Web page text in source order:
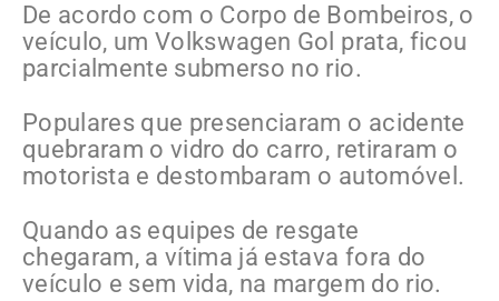
De acordo com o Corpo de Bombeiros, o
veículo, um Volkswagen Gol prata, ficou
parcialmente submerso no rio.
Populares que presenciaram o acidente
quebraram o vidro do carro, retiraram o
motorista e destombaram o automóvel.
Quando as equipes de resgate
chegaram, a vítima já estava fora do
veículo e sem vida, na margem do rio.